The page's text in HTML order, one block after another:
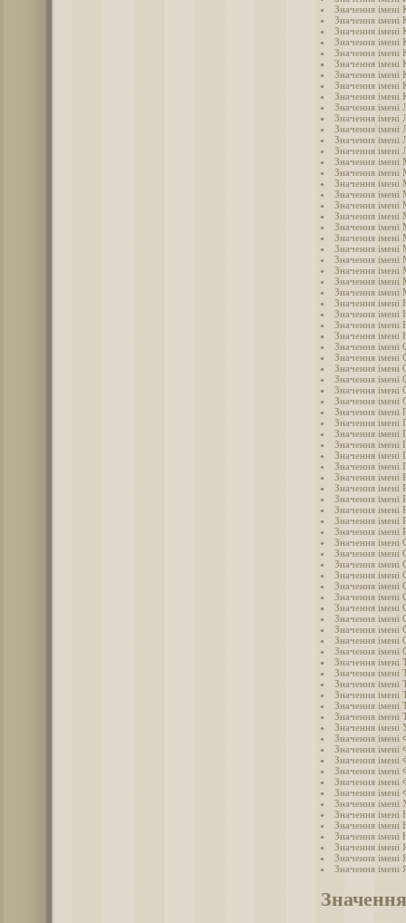
Значення імені
Значення імені
Значення імені
Значення імені
Значення імені
Значення імені
Значення імені
Значення імені
Значення імені
Значення імені
Значення імені
Значення імені
Значення імені
Значення імені
Значення імені
Значення імені
Значення імені
Значення імені
Значення імені
Значення імені
Значення імені
Значення
Значення
Значення імені
Значення імені
Значення імені
Значення імені
Значення імені
Значення імені
Значення імені
Значення імені
Значення імені
Значення імені
Значення імені
Значення імені
Значення імені
Значення імені
Значення імені
Значення імені
Значення імені
Значення імені
Значення імені
Значення імені
Значення імені
Значення імені
Значення імені
Значення імені
Значення імені
Значення імені
Значення імені
Значення імені
Значення імені
Значення імені
Значення імені
Значення імені
Значення імені
Значення імені
Значення імені
Значення імені
Значення імені
Значення імені
Значення імені
Значення імені
Значення імені
Значення імені
Значення імені
Значення імені
Значення імені
Значення імені
Значення імені
Значення імені
Значення імені
Значення імені
Значення імені
Значення імені
Значення імені
Значення
Значення імені
Значення імені
Значення імені